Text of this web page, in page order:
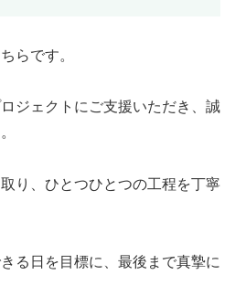
らです。
ジェクトにご支援いただき、誠
り、ひとつひとつの工程を丁寧
る日を目標に、最後まで真摯に